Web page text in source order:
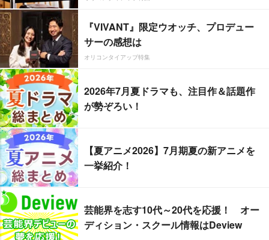
『VIVANT』限定ウオッチ、プロデュー
サーの感想は
オリコンタイアップ特集
2026年7月夏ドラマも、注目作＆話題作
が勢ぞろい！
【夏アニメ2026】7月期夏の新アニメを
一挙紹介！
芸能界を志す10代～20代を応援！ オー
ディション・スクール情報はDeview